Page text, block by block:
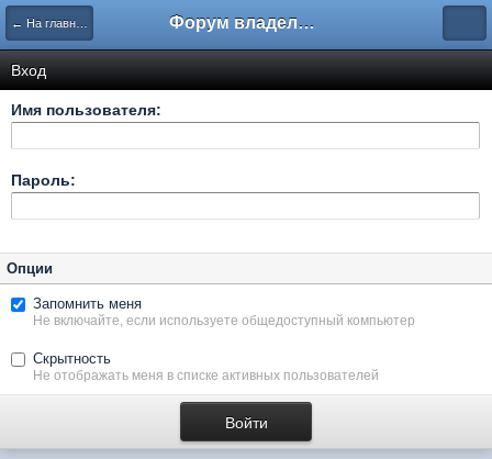
← На главную Форум владельцев интернет-магазинов
Вход
Имя пользователя:
Пароль:
Опции
Запомнить меня
Не включайте, если используете общедоступный компьютер
Скрытность
Не отображать меня в списке активных пользователей